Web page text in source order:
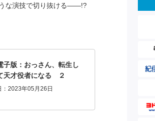
な演技で切り抜ける――!?
子版：おっさん、転生し
天才役者になる ２
：2023年05月26日